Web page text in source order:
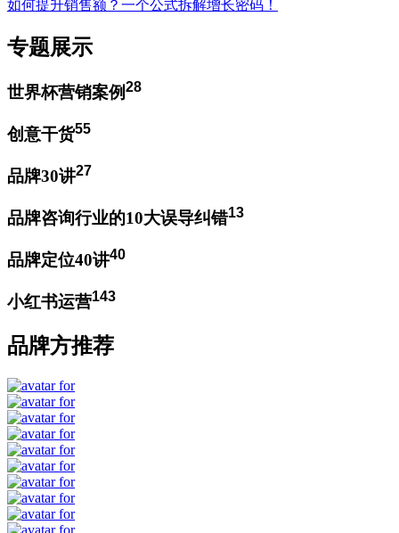
如何提升销售额？一个公式拆解增长密码！
专题展示
世界杯营销案例28
创意干货55
品牌30讲27
品牌咨询行业的10大误导纠错13
品牌定位40讲40
小红书运营143
品牌方推荐